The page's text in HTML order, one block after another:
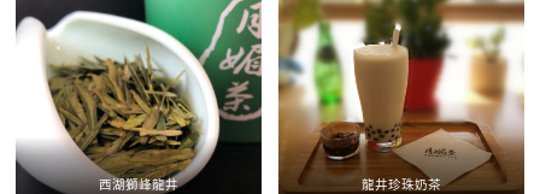
西湖獅峰龍井 龍井珍珠奶茶